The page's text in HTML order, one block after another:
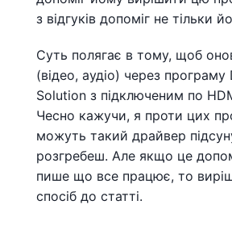
з відгуків допоміг не тільки
Суть полягає в тому, щоб
(відео, аудіо) через
Solution з підключеним по
Чесно кажучи, я проти цих
можуть такий драйвер
розгребеш. Але якщо це
пише що все працює, то
спосіб до статті.